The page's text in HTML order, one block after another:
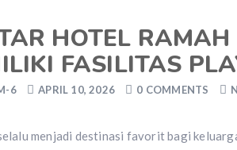
HOTEL
FASILITAS
6 APRIL 10, 2026 0 COMMENTS
menjadi destinasi favorit bagi